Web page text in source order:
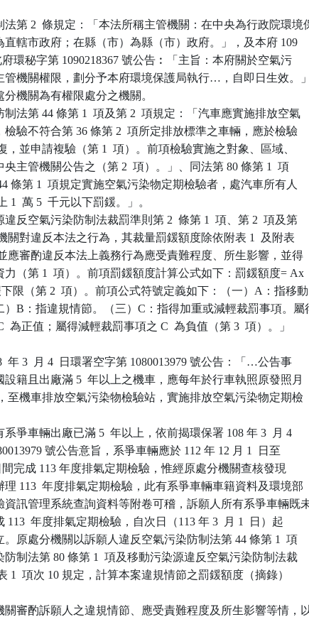
法第 2  條規定：「本法所稱主管機關：在中央為行政院環境
直轄市政府；在縣（市）為縣（市）政府。」，及本府 109
北府環秘字第 1090218367 號公告︰「主旨：本府關於空氣污
管機關權限，劃分予本府環境保護局執行…，自即日生效。」
分機關為有權限處分之機關。
制法第 44 條第 1  項及第 2  項規定：「汽車應實施排放空氣
檢驗不符合第 36 條第 2  項所定排放標準之車輛，應於檢驗
復，並申請複驗（第 1  項）。前項檢驗實施之對象、區域、
央主管機關公告之（第 2  項）。」、同法第 80 條第 1  項
條第 1  項規定實施空氣污染物定期檢驗者，處汽車所有人
1  萬 5  千元以下罰鍰。」。
違反空氣污染防制法裁罰準則第 2  條第 1  項、第 2  項及第
機關對違反本法之行為，其裁量罰鍰額度除依附表 1  及附表
並應審酌違反本法上義務行為應受責難程度、所生影響，並得
力（第 1  項）。前項罰鍰額度計算公式如下：罰鍰額度= Ax
下限（第 2  項）。前項公式符號定義如下：（一）A：指移動
）B：指違規情節。（三）C：指得加重或減輕裁罰事項。屬
為正值；屬得減輕裁罰事項之 C  為負值（第 3  項）。」
年 3  月 4  日環署空字第 1080013979 號公告：「…公告事
設籍且出廠滿 5  年以上之機車，應每年於行車執照原發照月
，至機車排放空氣污染物檢驗站，實施排放空氣污染物定期檢
爭車輛出廠已滿 5  年以上，依前揭環保署 108 年 3  月 4
號公告意旨，系爭車輛應於 112 年 12 月 1  日至
日間完成 113 年度排氣定期檢驗，惟經原處分機關查核發現
理 113  年度排氣定期檢驗，此有系爭車輛車籍資料及環境部
資訊管理系統查詢資料等附卷可稽，訴願人所有系爭車輛既
113  年度排氣定期檢驗，自次日（113 年 3  月 1  日）起
。原處分機關以訴願人違反空氣污染防制法第 44 條第 1  項
防制法第 80 條第 1  項及移動污染源違反空氣污染防制法裁
表 1  項次 10 規定，計算本案違規情節之罰鍰額度（摘錄）
關審酌訴願人之違規情節、應受責難程度及所生影響等情，